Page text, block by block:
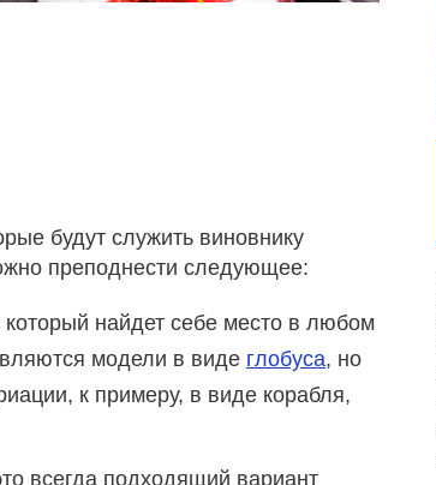
будут служить виновнику
преподнести следующее:
найдет себе место в любом
модели в виде глобуса, но
к примеру, в виде корабля,
всегда подходящий вариант